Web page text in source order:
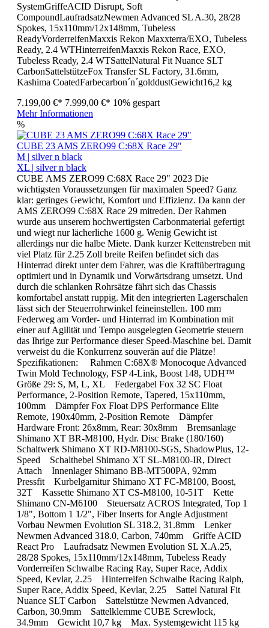
SystemGriffeACID Disrupt, Soft
CompoundLaufradsatzNewmen Advanced SL A.30, 28/28
Spokes, 15x110mm/12x148mm, Tubeless
ReadyVorderreifenMaxxis Rekon Maxxterra/EXO, Tubeless
Ready, 2.4 WTHinterreifenMaxxis Rekon Race, EXO,
Tubeless Ready, 2.4 WTSattelNatural Fit Nuance SLT
CarbonSattelstützeFox Transfer SL Factory, 31.6mm,
Kashima CoatedFarbecarbon´n´golddustGewicht16,2 kg
7.199,00 €* 7.999,00 €* 10% gespart
Mehr Informationen
%
CUBE 23 AMS ZERO99 C:68X Race 29"
M | silver n black
XL | silver n black
CUBE AMS ZERO99 C:68X Race 29" 2023 Die
wichtigsten Voraussetzungen für maximalen Speed? Ganz
klar: geringes Gewicht, Komfort und Effizienz. Da kann der
AMS ZERO99 C:68X Race 29 mitreden. Der Rahmen
wurde aus unserem hochwertigsten Carbonmaterial gefertigt
und wiegt nur lächerliche 1600 g. Wenig Gewicht ist
allerdings nur die halbe Miete. Dank kurzer Kettenstreben mit
viel Platz für 2.25 Zoll breite Reifen befindet sich das
Hinterrad direkt unter dem Fahrer, was die Kraftübertragung
optimiert und in Dynamik und Vorwärtsdrang umsetzt. Und
durch die schlanken Rohrsätze fährt sich das Chassis
komfortabel anstatt ruppig. Mit den integrierten Lagerschalen
lässt sich der Steuerrohrwinkel feineinstellen. 100 mm
Federweg am Vorder- und Hinterrad im Kombination mit
einer auf Agilität und Tempo ausgelegten Geometrie steuern
das Ihrige zur Performance dieser Speed-Maschine bei. Damit
verweist du die Konkurrenz souverän auf die Plätze!
Spezifikationen: Rahmen C:68X® Monocoque Advanced
Twin Mold Technology, FSP 4-Link, Boost 148, UDH™
Größe 29: S, M, L, XL Federgabel Fox 32 SC Float
Performance, 2-Position Remote, Tapered, 15x110mm,
100mm Dämpfer Fox Float DPS Performance Elite
Remote, 190x40mm, 2-Position Remote Dämpfer
Hardware Front: 26x8mm, Rear: 30x8mm Bremsanlage
Shimano XT BR-M8100, Hydr. Disc Brake (180/160)
Schaltwerk Shimano XT RD-M8100-SGS, ShadowPlus, 12-
Speed Schalthebel Shimano XT SL-M8100-IR, Direct
Attach Innenlager Shimano BB-MT500PA, 92mm
Pressfit Kurbelgarnitur Shimano XT FC-M8100, Boost,
32T Kassette Shimano XT CS-M8100, 10-51T Kette
Shimano CN-M6100 Steuersatz ACROS Integrated, Top 1
1/8", Bottom 1 1/2", Fiber Inserts for Angle Adjustment
Vorbau Newmen Evolution SL 318.2, 31.8mm Lenker
Newmen Advanced 318.0, Carbon, 740mm Griffe ACID
React Pro Laufradsatz Newmen Evolution SL X.A.25,
28/28 Spokes, 15x110mm/12x148mm, Tubeless Ready
Vorderreifen Schwalbe Racing Ray, Super Race, Addix
Speed, Kevlar, 2.25 Hinterreifen Schwalbe Racing Ralph,
Super Race, Addix Speed, Kevlar, 2.25 Sattel Natural Fit
Nuance SLT Carbon Sattelstütze Newmen Advanced,
Carbon, 30.9mm Sattelklemme CUBE Screwlock,
34.9mm Gewicht 10,7 kg Max. Systemgewicht 115 kg